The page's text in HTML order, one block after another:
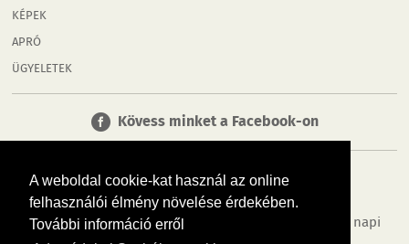
A weboldal cookie-kat használ az online
felhasználói élmény növelése érdekében.
További információ erről
KÉPEK
APRÓ
ÜGYELETEK
Kövess minket a Facebook-on
Tudj meg többet városodról! Hírek, programok, képek, napi
menü, cégek…. és minden, ami Rábaköz